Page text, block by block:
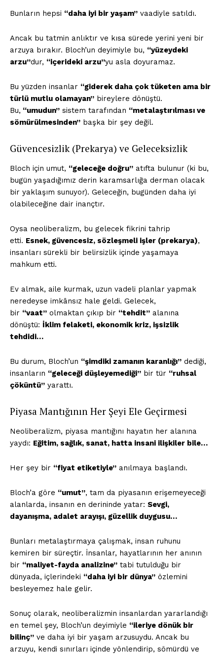
Bunların hepsi “daha iyi bir yaşam” vaadiyle satıldı.
Ancak bu tatmin anlıktır ve kısa sürede yerini yeni bir
arzuya bırakır. Bloch’un deyimiyle bu, “yüzeydeki
arzu”dur, “içerideki arzu”yu asla doyuramaz.
Bu yüzden insanlar “giderek daha çok tüketen ama bir
türlü mutlu olamayan” bireylere dönüştü.
Bu, “umudun” sistem tarafından “metalaştırılması ve
sömürülmesinden” başka bir şey değil.
Güvencesizlik (Prekarya) ve Geleceksizlik
Bloch için umut, “geleceğe doğru” atıfta bulunur (ki bu,
bugün yaşadığımız derin karamsarlığa derman olacak
bir yaklaşım sunuyor). Geleceğin, bugünden daha iyi
olabileceğine dair inançtır.
Oysa neoliberalizm, bu gelecek fikrini tahrip
etti. Esnek, güvencesiz, sözleşmeli işler (prekarya),
insanları sürekli bir belirsizlik içinde yaşamaya
mahkum etti.
Ev almak, aile kurmak, uzun vadeli planlar yapmak
neredeyse imkânsız hale geldi. Gelecek,
bir “vaat” olmaktan çıkıp bir “tehdit” alanına
dönüştü: İklim felaketi, ekonomik kriz, işsizlik
tehdidi…
Bu durum, Bloch’un “şimdiki zamanın karanlığı” dediği,
insanların “geleceği düşleyemediği” bir tür “ruhsal
çöküntü” yarattı.
Piyasa Mantığının Her Şeyi Ele Geçirmesi
Neoliberalizm, piyasa mantığını hayatın her alanına
yaydı: Eğitim, sağlık, sanat, hatta insani ilişkiler bile…
Her şey bir “fiyat etiketiyle” anılmaya başlandı.
Bloch’a göre “umut”, tam da piyasanın erişemeyeceği
alanlarda, insanın en derininde yatar: Sevgi,
dayanışma, adalet arayışı, güzellik duygusu…
Bunları metalaştırmaya çalışmak, insan ruhunu
kemiren bir süreçtir. İnsanlar, hayatlarının her anının
bir “maliyet-fayda analizine” tabi tutulduğu bir
dünyada, içlerindeki “daha iyi bir dünya” özlemini
besleyemez hale gelir.
Sonuç olarak, neoliberalizmin insanlardan yararlandığı
en temel şey, Bloch’un deyimiyle “ileriye dönük bir
bilinç” ve daha iyi bir yaşam arzusuydu. Ancak bu
arzuyu, kendi sınırları içinde yönlendirip, sömürdü ve